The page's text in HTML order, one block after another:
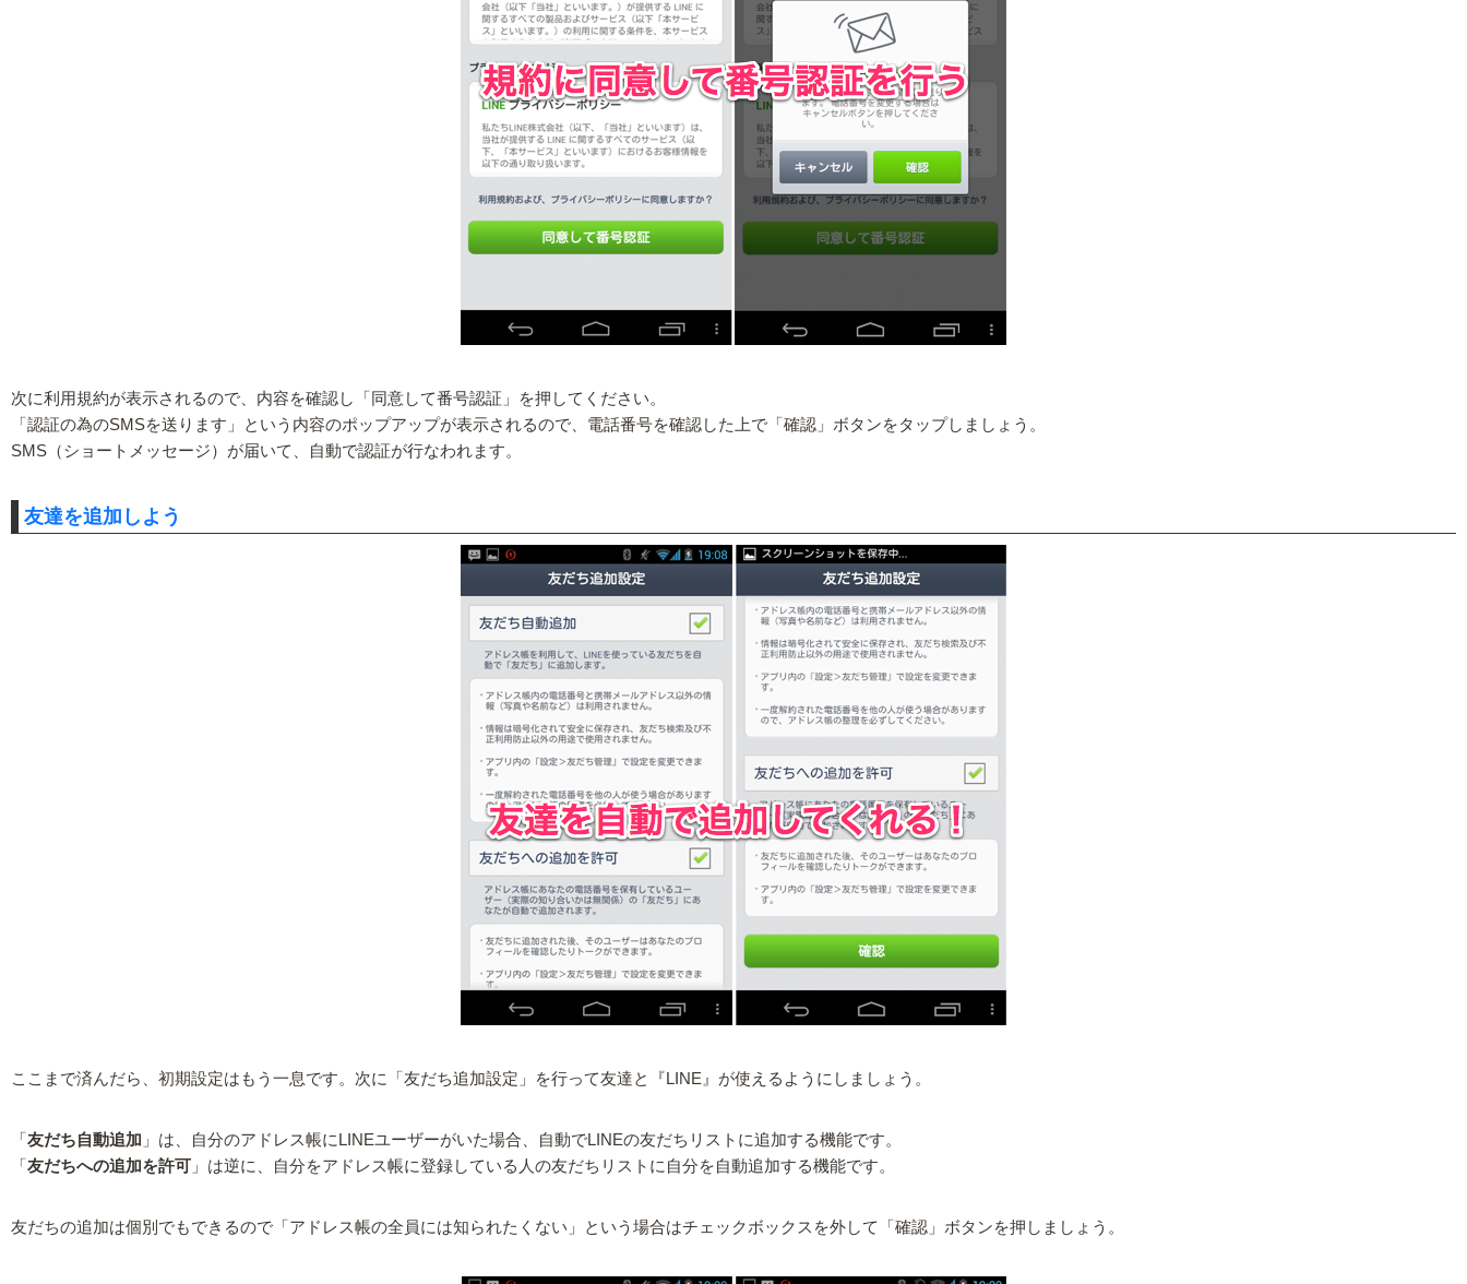
次に利用規約が表示されるので、内容を確認し「同意して番号認証」を押してください。
「認証の為のSMSを送ります」という内容のポップアップが表示されるので、電話番号を確認した上で「確認」ボタンをタップしましょう。
SMS（ショートメッセージ）が届いて、自動で認証が行なわれます。
友達を追加しよう
ここまで済んだら、初期設定はもう一息です。次に「友だち追加設定」を行って友達と『LINE』が使えるようにしましょう。
「 友だち自動追加 」は、自分のアドレス帳にLINEユーザーがいた場合、自動でLINEの友だちリストに追加する機能です。
「 友だちへの追加を許可 」は逆に、自分をアドレス帳に登録している人の友だちリストに自分を自動追加する機能です。
友だちの追加は個別でもできるので「アドレス帳の全員には知られたくない」という場合はチェックボックスを外して「確認」ボタンを押しましょう。